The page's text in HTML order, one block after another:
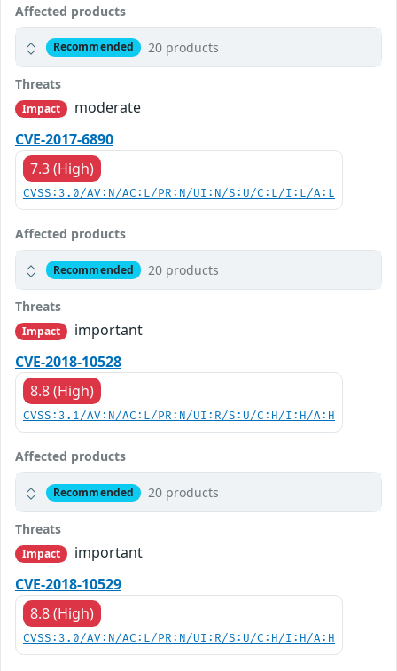
Affected products
Recommended 20 products
Threats
Impact
moderate
CVE-2017-6890
7.3 (High)
CVSS:3.0/AV:N/AC:L/PR:N/UI:N/S:U/C:L/I:L/A:L
Affected products
Recommended 20 products
Threats
Impact
important
CVE-2018-10528
8.8 (High)
CVSS:3.1/AV:N/AC:L/PR:N/UI:R/S:U/C:H/I:H/A:H
Affected products
Recommended 20 products
Threats
Impact
important
CVE-2018-10529
8.8 (High)
CVSS:3.0/AV:N/AC:L/PR:N/UI:R/S:U/C:H/I:H/A:H